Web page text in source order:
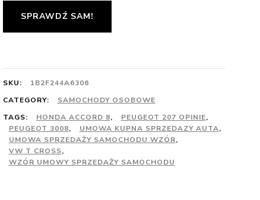
SPRAWDŹ SAM!
SKU:
1B2F244A6306
CATEGORY:
SAMOCHODY OSOBOWE
TAGS:
HONDA ACCORD 8, PEUGEOT 207 OPINIE,
PEUGEOT 3008, UMOWA KUPNA SPRZEDAZY AUTA,
UMOWA SPRZEDAŻY SAMOCHODU WZÓR,
VW T CROSS,
WZÓR UMOWY SPRZEDAŻY SAMOCHODU